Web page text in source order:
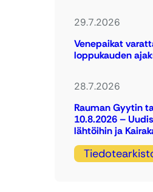
29.7.2026
Venepaikat
loppukauden
28.7.2026
Rauman Gyytin
10.8.2026 –
lähtöihin ja